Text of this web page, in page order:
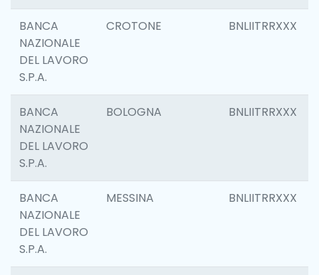
BANCA
NAZIONALE
DEL LAVORO
S.P.A.
CROTONE BNLIITRRXXX
BANCA
NAZIONALE
DEL LAVORO
S.P.A.
BOLOGNA BNLIITRRXXX
BANCA
NAZIONALE
DEL LAVORO
S.P.A.
MESSINA BNLIITRRXXX